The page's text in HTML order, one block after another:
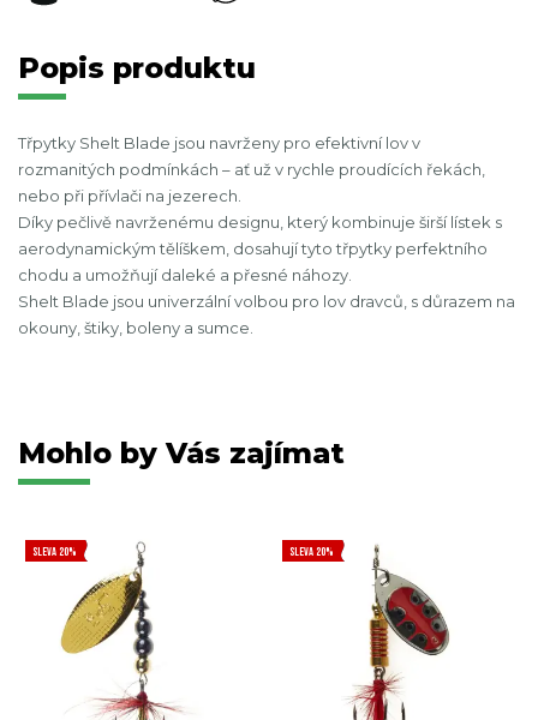
Popis produktu
Třpytky Shelt Blade jsou navrženy pro efektivní lov v
rozmanitých podmínkách – ať už v rychle proudících řekách,
nebo při přívlači na jezerech.
Díky pečlivě navrženému designu, který kombinuje širší lístek s
aerodynamickým tělíškem, dosahují tyto třpytky perfektního
chodu a umožňují daleké a přesné náhozy.
Shelt Blade jsou univerzální volbou pro lov dravců, s důrazem na
okouny, štiky, boleny a sumce.
Mohlo by Vás zajímat
SLEVA 20% SLEVA 20%